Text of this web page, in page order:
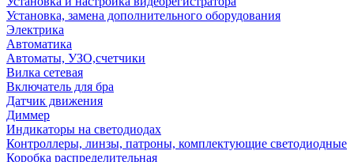
Установка, замена дополнительного оборудования
Электрика
Автоматика
Автоматы, УЗО,счетчики
Вилка сетевая
Включатель для бра
Датчик движения
Диммер
Индикаторы на светодиодах
Контроллеры, линзы, патроны, комплектующие светодиодные
Коробка распределительная